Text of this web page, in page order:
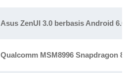
Asus ZenUI 3.0 berbasis Android
Qualcomm MSM8996 Snapdragon